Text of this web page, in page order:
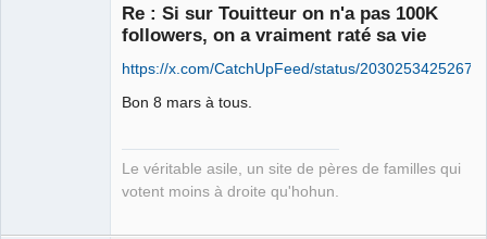
Re : Si sur Touitteur on n'a pas 100K
followers, on a vraiment raté sa vie
https://x.com/CatchUpFeed/status/
Bon 8 mars à tous.
Le véritable asile, un site de pères de familles qui
votent moins à droite qu'hohun.